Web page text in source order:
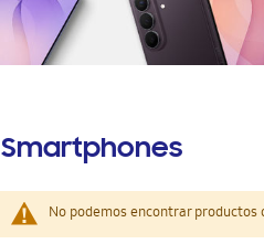
Smartphones
No podemos encontrar productos